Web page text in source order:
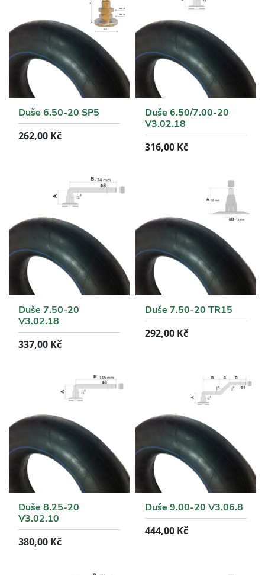
Duše 6.50-20 SP5
262,00 Kč
Duše 6.50/7.00-20
V3.02.18
316,00 Kč
Duše 7.50-20
V3.02.18
337,00 Kč
Duše 7.50-20 TR15
292,00 Kč
Duše 8.25-20
V3.02.10
380,00 Kč
Duše 9.00-20 V3.06.8
444,00 Kč